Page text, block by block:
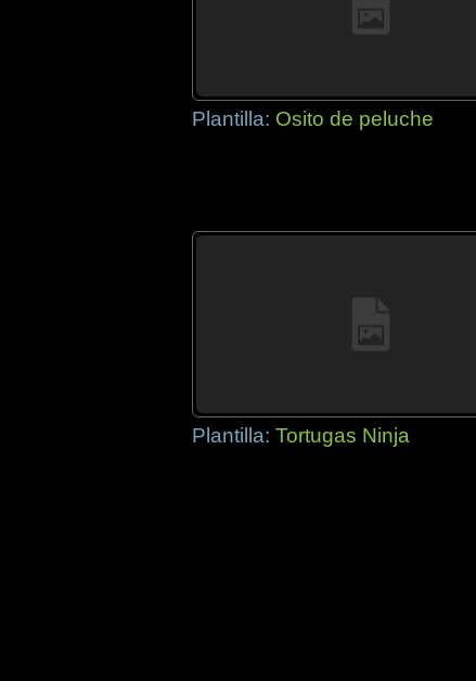
Plantilla: Osito de peluche
Plantilla: Tortugas Ninja